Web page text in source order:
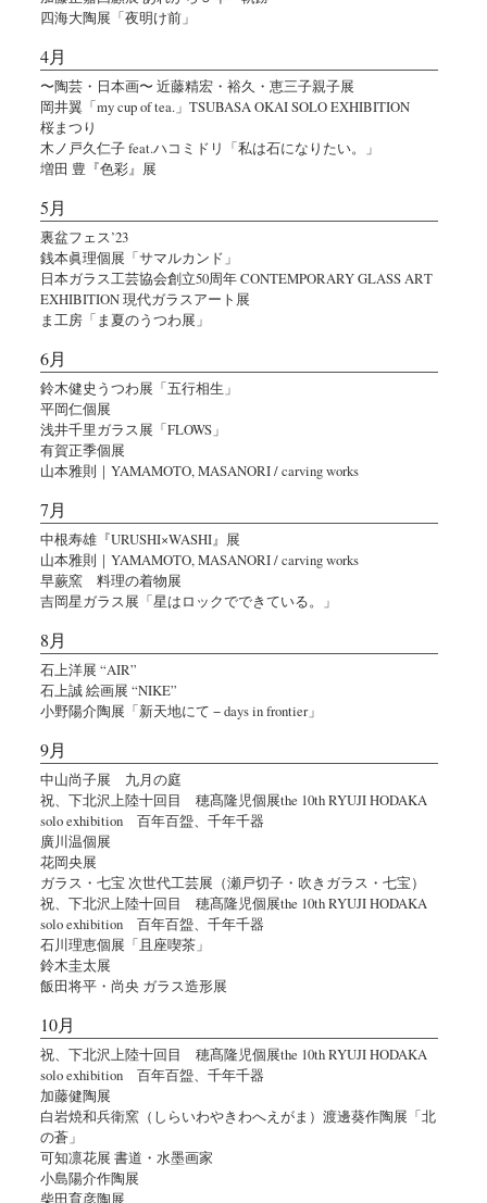
四海大陶展「夜明け前」
4月
〜陶芸・日本画〜 近藤精宏・裕久・恵三子親子展
岡井翼「my cup of tea.」TSUBASA OKAI SOLO EXHIBITION
桜まつり
木ノ戸久仁子 feat.ハコミドリ「私は石になりたい。」
増田 豊『色彩』展
5月
裏盆フェス’23
銭本眞理個展「サマルカンド」
日本ガラス工芸協会創立50周年 CONTEMPORARY GLASS ART
EXHIBITION 現代ガラスアート展
ま工房「ま夏のうつわ展」
6月
鈴木健史うつわ展「五行相生」
平岡仁個展
浅井千里ガラス展「FLOWS」
有賀正季個展
山本雅則｜YAMAMOTO, MASANORI / carving works
7月
中根寿雄『URUSHI×WASHI』展
山本雅則｜YAMAMOTO, MASANORI / carving works
早蕨窯 料理の着物展
吉岡星ガラス展「星はロックでできている。」
8月
石上洋展 “AIR”
石上誠 絵画展 “NIKE”
小野陽介陶展「新天地にて − days in frontier」
9月
中山尚子展 九月の庭
祝、下北沢上陸十回目 穂髙隆児個展the 10th RYUJI HODAKA
solo exhibition 百年百盌、千年千器
廣川温個展
花岡央展
ガラス・七宝 次世代工芸展（瀬戸切子・吹きガラス・七宝）
祝、下北沢上陸十回目 穂髙隆児個展the 10th RYUJI HODAKA
solo exhibition 百年百盌、千年千器
石川理恵個展「且座喫茶」
鈴木圭太展
飯田将平・尚央 ガラス造形展
10月
祝、下北沢上陸十回目 穂髙隆児個展the 10th RYUJI HODAKA
solo exhibition 百年百盌、千年千器
加藤健陶展
白岩焼和兵衛窯（しらいわやきわへえがま）渡邊葵作陶展「北
の蒼」
可知凛花展 書道・水墨画家
小島陽介作陶展
柴田育彦陶展